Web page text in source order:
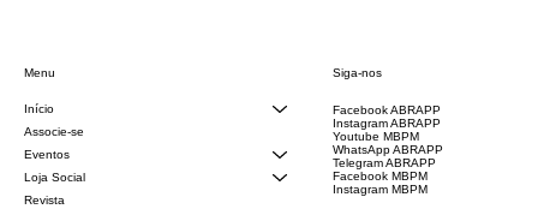
Menu
Início
Associe-se
Eventos
Loja Social
Revista
Siga-nos
Facebook ABRAPP
Instagram ABRAPP
Youtube MBPM
WhatsApp ABRAPP
Telegram ABRAPP
Facebook MBPM
Instagram MBPM